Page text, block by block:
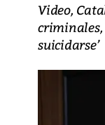
Video,
criminales,
suicidarse’